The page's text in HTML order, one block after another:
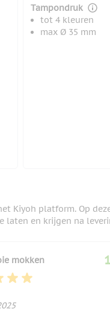
Tampondruk
tot 4 kleuren
max Ø 35 mm
Kiyoh platform. Op
laten en krijgen na
mokken
2025